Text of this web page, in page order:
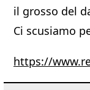
il grosso del
Ci scusiamo
https://